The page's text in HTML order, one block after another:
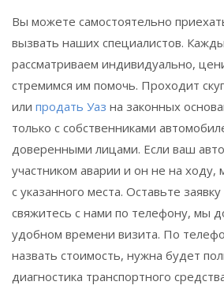
Вы можете самостоятельно
вызвать наших специалистов.
рассматриваем индивидуально,
стремимся им помочь. Проходит
или продать Уаз на законных
только с собственниками
доверенными лицами. Если ваш
участником аварии и он не на ходу,
с указанного места. Оставьте
свяжитесь с нами по телефону, мы
удобном времени визита. По
назвать стоимость, нужна будет
диагностика транспортного